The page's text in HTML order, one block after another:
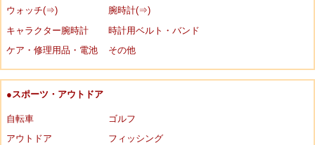
ウォッチ(⇒)
腕時計(⇒)
キャラクター腕時計
時計用ベルト・バンド
ケア・修理用品・電池
その他
●スポーツ・アウトドア
自転車
ゴルフ
アウトドア
フィッシング